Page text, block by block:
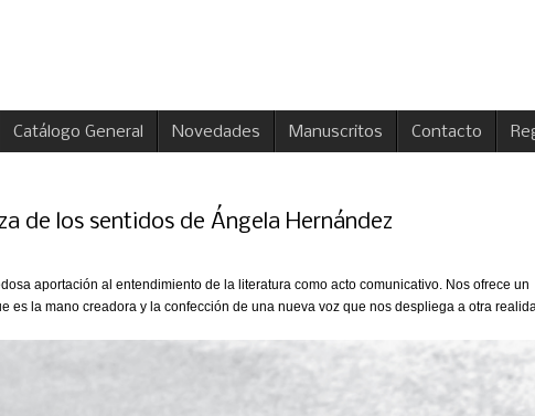
Catálogo General Novedades Manuscritos Contacto
de los sentidos de Ángela Hernández
aportación al entendimiento de la literatura como acto comunicativo. Nos ofrece un
es la mano creadora y la confección de una nueva voz que nos despliega a otra